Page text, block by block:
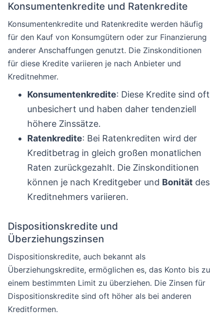
Konsumentenkredite und Ratenkredite
Konsumentenkredite und Ratenkredite werden häufig
für den Kauf von Konsumgütern oder zur Finanzierung
anderer Anschaffungen genutzt. Die Zinskonditionen
für diese Kredite variieren je nach Anbieter und
Kreditnehmer.
Konsumentenkredite: Diese Kredite sind oft
unbesichert und haben daher tendenziell
höhere Zinssätze.
Ratenkredite: Bei Ratenkrediten wird der
Kreditbetrag in gleich großen monatlichen
Raten zurückgezahlt. Die Zinskonditionen
können je nach Kreditgeber und Bonität des
Kreditnehmers variieren.
Dispositionskredite und
Überziehungszinsen
Dispositionskredite, auch bekannt als
Überziehungskredite, ermöglichen es, das Konto bis zu
einem bestimmten Limit zu überziehen. Die Zinsen für
Dispositionskredite sind oft höher als bei anderen
Kreditformen.